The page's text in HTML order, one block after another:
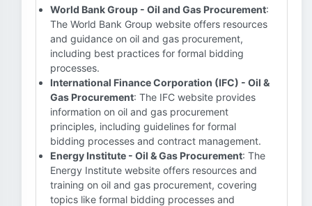
World Bank Group - Oil and Gas Procurement:
The World Bank Group website offers resources
and guidance on oil and gas procurement,
including best practices for formal bidding
processes.
International Finance Corporation (IFC) - Oil &
Gas Procurement: The IFC website provides
information on oil and gas procurement
principles, including guidelines for formal
bidding processes and contract management.
Energy Institute - Oil & Gas Procurement: The
Energy Institute website offers resources and
training on oil and gas procurement, covering
topics like formal bidding processes and